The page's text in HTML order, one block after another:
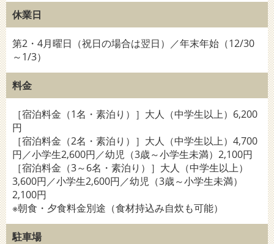
休業日
第2・4月曜日（祝日の場合は翌日）／年末年始（12/30
～1/3）
料金
［宿泊料金（1名・素泊り）］大人（中学生以上）6,200
円
［宿泊料金（2名・素泊り）］大人（中学生以上）4,700
円／小学生2,600円／幼児（3歳～小学生未満）2,100円
［宿泊料金（3～6名・素泊り）］大人（中学生以上）
3,600円／小学生2,600円／幼児（3歳～小学生未満）
2,100円
※朝食・夕食料金別途（食材持込み自炊も可能）
駐車場